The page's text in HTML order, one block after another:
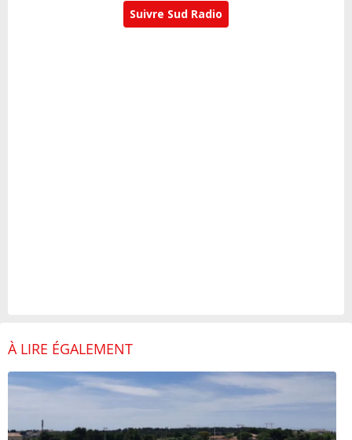
Suivre Sud Radio
À LIRE ÉGALEMENT